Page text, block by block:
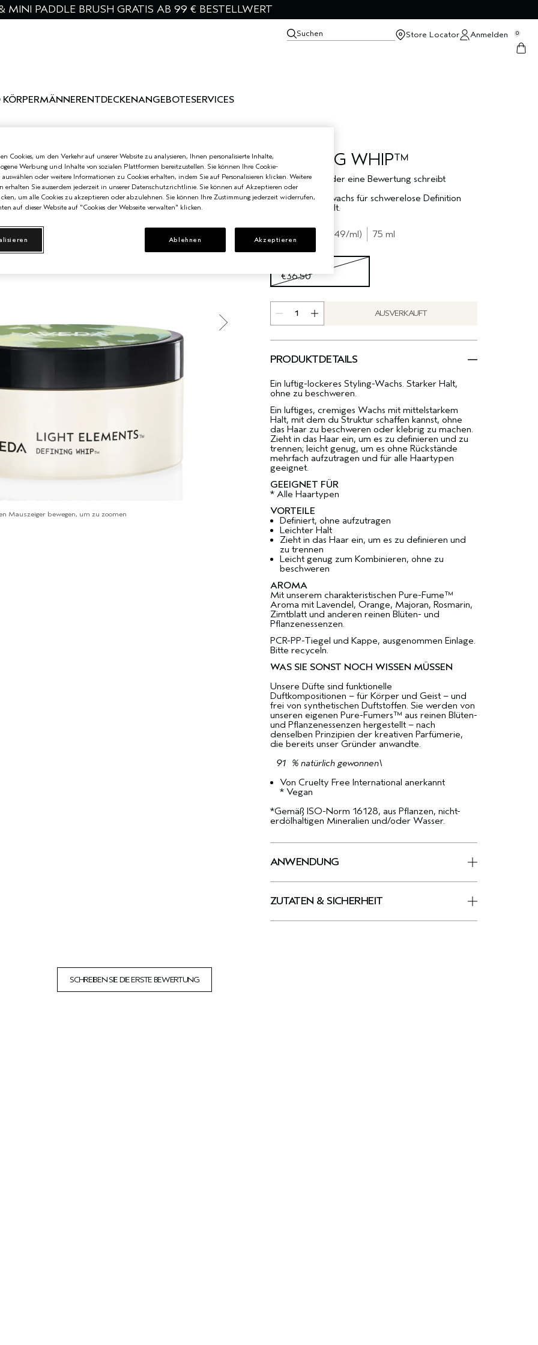
PADDLE BRUSH GRATIS AB 99 € BESTELLWERT
Suchen Store Locator Anmelden 0
MÄNNERENTDECKENANGEBOTESERVICES
DEFINING WHIP™
Sei der Erste, der eine Bewertung schreibt
Lockeres Haarwachs für schwerelose Definition
und leichten Halt.
Mauszeiger bewegen, um zu zoomen
€36.50 €0.49/ml 75 ml
€36.50
AUSVERKAUFT
PRODUKTDETAILS
Ein luftig-lockeres Styling-Wachs. Starker Halt,
ohne zu beschweren.
Ein luftiges, cremiges Wachs mit mittelstarkem
Halt, mit dem du Struktur schaffen kannst, ohne
das Haar zu beschweren oder klebrig zu machen.
Zieht in das Haar ein, um es zu definieren und zu
trennen; leicht genug, um es ohne Rückstände
mehrfach aufzutragen und für alle Haartypen
geeignet.
GEEIGNET FÜR
* Alle Haartypen
VORTEILE
Definiert, ohne aufzutragen
Leichter Halt
Zieht in das Haar ein, um es zu definieren und
zu trennen
Leicht genug zum Kombinieren, ohne zu
beschweren
AROMA
Mit unserem charakteristischen Pure-Fume™
Aroma mit Lavendel, Orange, Majoran, Rosmarin,
Zimtblatt und anderen reinen Blüten- und
Pflanzenessenzen.
PCR-PP-Tiegel und Kappe, ausgenommen Einlage.
Bitte recyceln.
WAS SIE SONST NOCH WISSEN MÜSSEN
Unsere Düfte sind funktionelle
Duftkompositionen – für Körper und Geist – und
frei von synthetischen Duftstoffen. Sie werden von
unseren eigenen Pure-Fumers™ aus reinen Blüten-
und Pflanzenessenzen hergestellt – nach
denselben Prinzipien der kreativen Parfümerie,
die bereits unser Gründer anwandte.
91 % natürlich gewonnen\
Von Cruelty Free International anerkannt
* Vegan
*Gemäß ISO-Norm 16128, aus Pflanzen, nicht-
erdölhaltigen Mineralien und/oder Wasser.
ANWENDUNG
ZUTATEN & SICHERHEIT
SCHREIBEN SIE DIE ERSTE BEWERTUNG
Cookies, um den Verkehr auf unserer Website zu analysieren, Ihnen personalisierte Inhalte,
Werbung und Inhalte von sozialen Plattformen bereitzustellen. Sie können Ihre Cookie-
auswählen oder weitere Informationen zu Cookies erhalten, indem Sie auf Personalisieren klicken. Weitere
erhalten Sie ausserdem jederzeit in unserer Datenschutzrichtlinie. Sie können auf Akzeptieren oder
um alle Cookies zu akzeptieren oder abzulehnen. Sie können Ihre Zustimmung jederzeit widerrufen,
auf dieser Website auf "Cookies der Webseite verwalten" klicken.
Ablehnen Akzeptieren